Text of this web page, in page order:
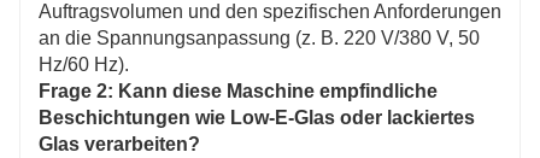
Auftragsvolumen und den spezifischen Anforderungen
an die Spannungsanpassung (z. B. 220 V/380 V, 50
Hz/60 Hz).
Frage 2: Kann diese Maschine empfindliche
Beschichtungen wie Low-E-Glas oder lackiertes
Glas verarbeiten?